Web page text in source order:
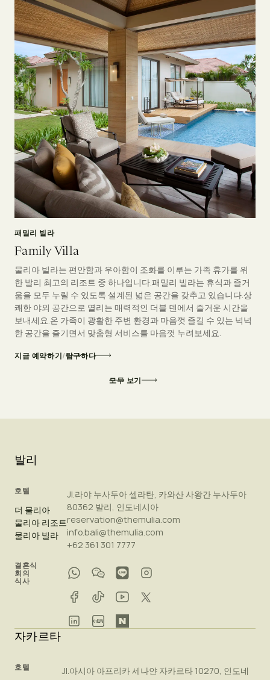
모두 보기
패밀리 빌라
Family Villa
물리아 빌라는 편안함과 우아함이 조화를 이루는 가족 휴가를 위
한 발리 최고의 리조트 중 하나입니다.패밀리 빌라는 휴식과 즐거
움을 모두 누릴 수 있도록 설계된 넓은 공간을 갖추고 있습니다.상
쾌한 야외 공간으로 열리는 매력적인 더블 덴에서 즐거운 시간을
보내세요.온 가족이 광활한 주변 환경과 마음껏 즐길 수 있는 넉넉
한 공간을 즐기면서 맞춤형 서비스를 마음껏 누려보세요.
지금 예약하기/탐구하다
발리
호텔
더 물리아
물리아 리조트
물리아 빌라
결혼식
회의
식사
Jl.라야 누사두아 셀라탄, 카와산 사왕간 누사두아
80362 발리, 인도네시아
reservation@themulia.com
info.bali@themulia.com
+62 361 301 7777
자카르타
호텔
Jl.아시아 아프리카 세나얀 자카르타 10270, 인도네